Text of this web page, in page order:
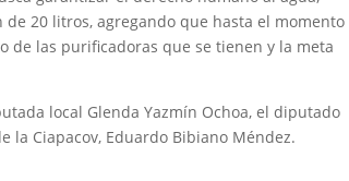
20 litros, agregando que hasta el momento
de las purificadoras que se tienen y la meta
local Glenda Yazmín Ochoa, el diputado
la Ciapacov, Eduardo Bibiano Méndez.